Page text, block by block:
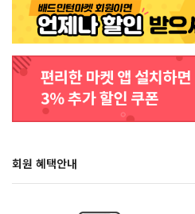
회원 혜택안내